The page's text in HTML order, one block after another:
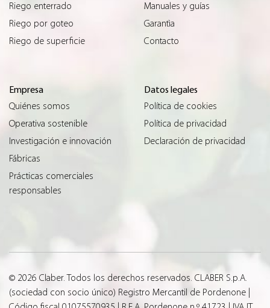
Riego enterrado
Riego por goteo
Riego de superficie
Manuales y guías
Garantìa
Contacto
Empresa
Quiénes somos
Operativa sostenible
Investigación e innovación
Fábricas
Prácticas comerciales
responsables
Datos legales
Política de cookies
Política de privacidad
Declaración de privacidad
© 2026 Claber. Todos los derechos reservados. CLABER S.p.A.
(sociedad con socio único) Registro Mercantil de Pordenone |